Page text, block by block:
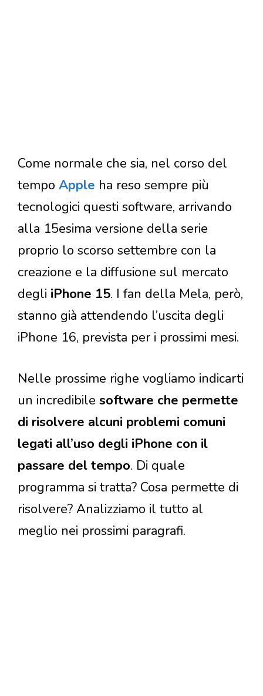
Come normale che sia, nel corso del
tempo Apple ha reso sempre più
tecnologici questi software, arrivando
alla 15esima versione della serie
proprio lo scorso settembre con la
creazione e la diffusione sul mercato
degli iPhone 15. I fan della Mela, però,
stanno già attendendo l’uscita degli
iPhone 16, prevista per i prossimi mesi.
Nelle prossime righe vogliamo indicarti
un incredibile software che permette
di risolvere alcuni problemi comuni
legati all’uso degli iPhone con il
passare del tempo. Di quale
programma si tratta? Cosa permette di
risolvere? Analizziamo il tutto al
meglio nei prossimi paragrafi.